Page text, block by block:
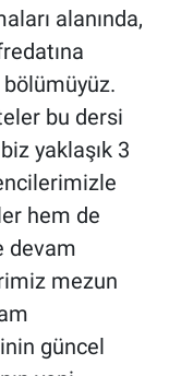
alanında,
bu dersi
yaklaşık 3
hem de
devam
mezun
güncel